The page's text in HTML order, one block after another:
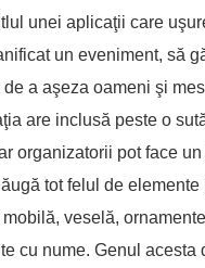
unei aplicaţii care
un eveniment, să
de a aşeza oameni şi
are inclusă peste o
organizatorii pot face un
tot felul de elemente
veselă,
cu nume. Genul acesta